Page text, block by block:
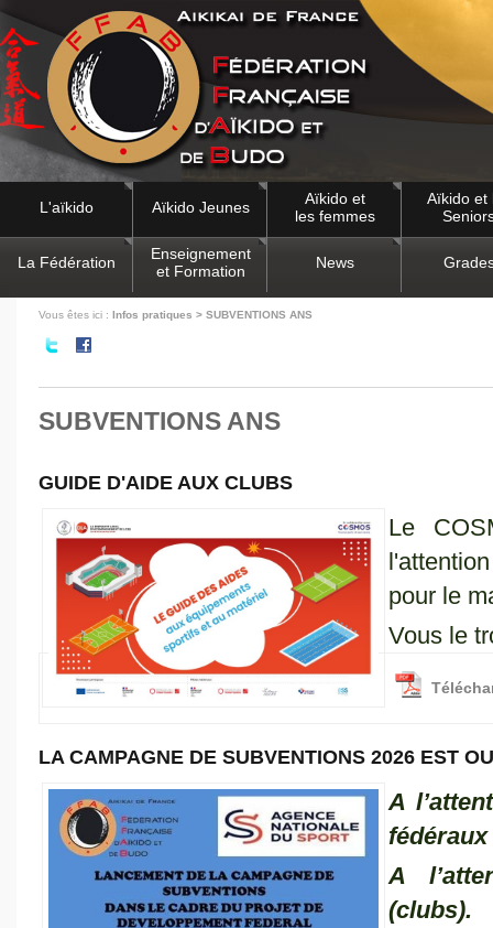
L'aïkido Aïkido Jeunes
Aïkido et
les femmes
Aïkido et
La Fédération
Enseignement
et Formation
News
Vous êtes ici : Infos pratiques > SUBVENTIONS ANS
SUBVENTIONS ANS
GUIDE D'AIDE AUX CLUBS
Le
pour le
Vous le
LA CAMPAGNE DE SUBVENTIONS 2026 EST
A
fédéraux
A
(clubs).